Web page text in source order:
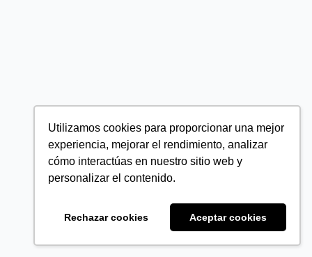
Utilizamos cookies para proporcionar una mejor
experiencia, mejorar el rendimiento, analizar
cómo interactúas en nuestro sitio web y
personalizar el contenido.
Rechazar cookies Aceptar cookies